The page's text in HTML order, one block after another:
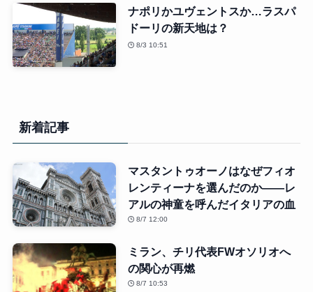
ナポリかユヴェントスか…ラスパ
ドーリの新天地は？
8/3 10:51
新着記事
マスタントゥオーノはなぜフィオ
レンティーナを選んだのか――レ
アルの神童を呼んだイタリアの血
8/7 12:00
ミラン、チリ代表FWオソリオへ
の関心が再燃
8/7 10:53